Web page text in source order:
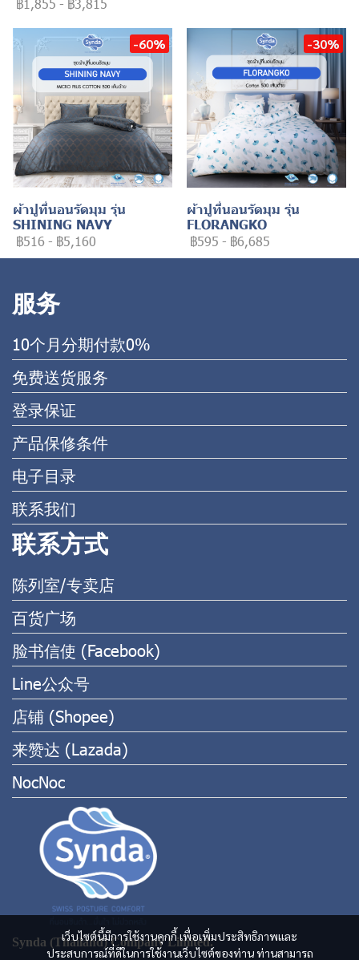
฿1,855 - ฿3,815
-60%
ผ้าปูที่นอนรัดมุม รุ่น
SHINING NAVY
฿516 - ฿5,160
-30%
ผ้าปูที่นอนรัดมุม รุ่น
FLORANGKO
฿595 - ฿6,685
เว็บไซต์นี้มีการใช้งานคุกกี้ เพื่อเพิ่มประสิทธิภาพและ
ประสบการณ์ที่ดีในการใช้งานเว็บไซต์ของท่าน ท่านสามารถ
服务
10个月分期付款0%
免费送货服务
登录保证
产品保修条件
电子目录
联系我们
联系方式
陈列室/专卖店
百货广场
脸书信使 (Facebook)
Line公众号
店铺 (Shopee)
来赞达 (Lazada)
NocNoc
Synda (Thailand) Company Limited.